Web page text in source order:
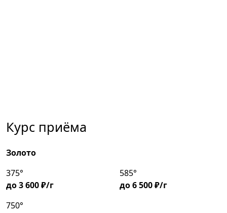
Курс приёма
Золото
375°
до 3 600 ₽/г
585°
до 6 500 ₽/г
750°